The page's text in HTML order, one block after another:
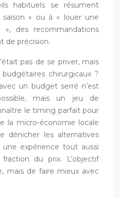
habituels se résument
» ou à « louer une
des recommandations
de précision.
pas de se priver, mais
chirurgicaux ?
un budget serré n’est
mais un jeu de
le timing parfait pour
la micro-économie locale
dénicher les alternatives
expérience tout aussi
du prix. L’objectif
mais de faire mieux avec